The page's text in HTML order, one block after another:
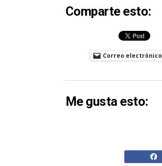
Comparte esto:
Correo electrónico
Me gusta esto: